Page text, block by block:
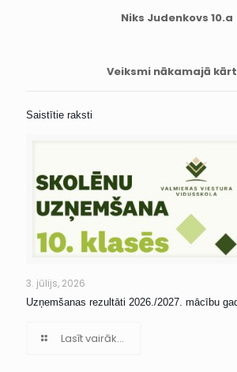
Niks Judenkovs 10.a
Veiksmi nākamajā
Saistītie raksti
3. jūlijs, 2026
Uzņemšanas rezultāti 2026./2027. mācību
Lasīt vairāk...